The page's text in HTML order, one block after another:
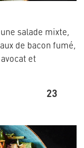
salade mixte,
de bacon fumé,
et
23